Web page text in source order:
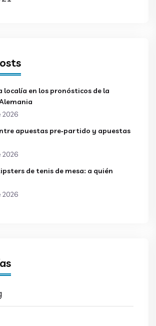
localía en los pronósticos de la
2026
apuestas pre‑partido y apuestas
2026
de tenis de mesa: a quién
2026